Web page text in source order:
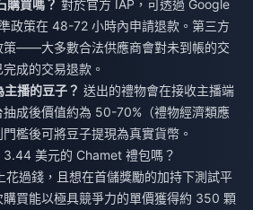
購買嗎？ 對於官方 IAP，可透過 Google
政策在 48-72 小時內申請退款。第三方
策——大多數合法供應商會對未到帳的交
成的交易退款。
播的豆子？ 送出的禮物會在接收主播端
成後價值約為 50-70%（禮物經濟類應
檻後可將豆子提現為真實貨幣。
美元的 Chamet 禮包嗎？
過錢，且想在首儲獎勵的加持下測試平
買能以極具競爭力的單價獲得約 350 顆